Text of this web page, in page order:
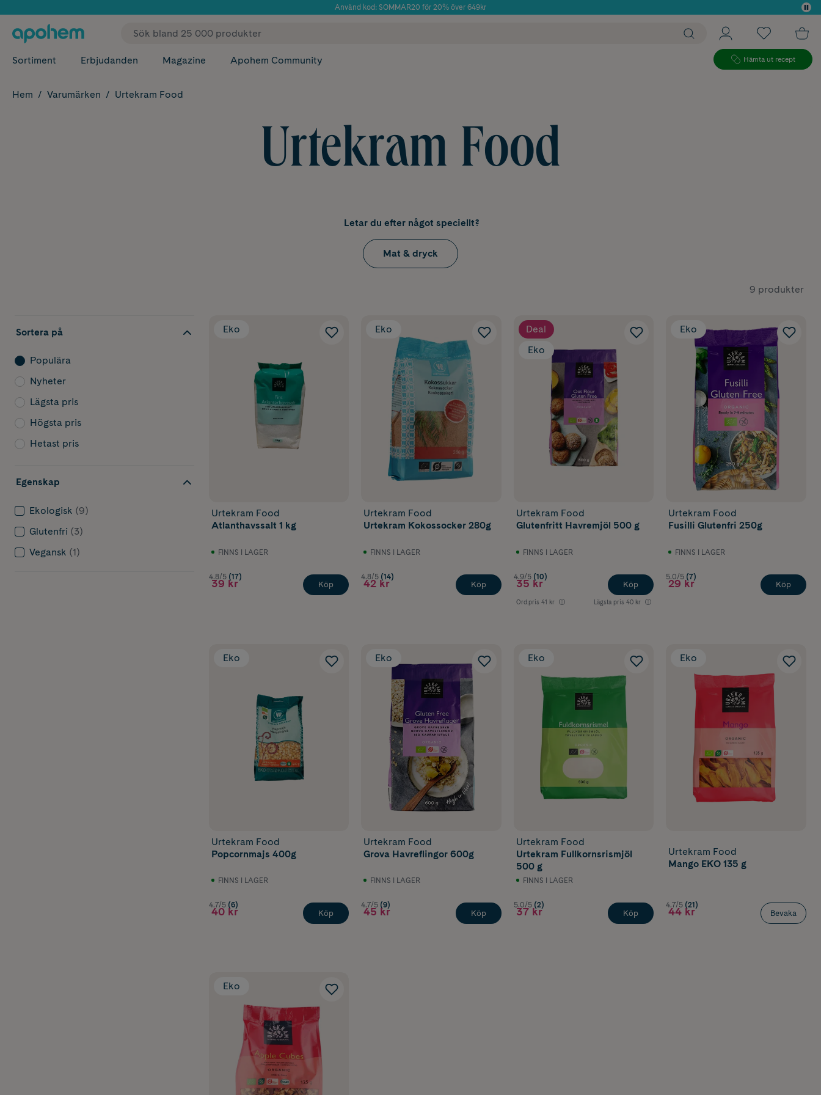
Använd kod: SOMMAR20 för 20% över 649kr
✓ Fri frakt
Sortiment Erbjudanden Magazine Apohem Community Hämta ut recept
Hem Varumärken Urtekram Food
Urtekram Food
Letar du efter något speciellt?
Mat & dryck
9 produkter
Sortera på
Populära
Nyheter
Lägsta pris
Högsta pris
Hetast pris
Egenskap
Ekologisk (9)
Glutenfri (3)
Vegansk (1)
Eko
Urtekram Food
Atlanthavssalt 1 kg
FINNS I LAGER
4.8/5 (17)
39 kr Köp
Eko
Urtekram Food
Urtekram Kokossocker 280g
FINNS I LAGER
4.8/5 (14)
42 kr Köp
Deal
Eko
Urtekram Food
Glutenfritt Havremjöl 500 g
FINNS I LAGER
4.9/5 (10)
35 kr
Ord.pris 41 kr Lägsta pris 40 kr
Köp
Eko
Urtekram Food
Fusilli Glutenfri 250g
FINNS I LAGER
5.0/5 (7)
29 kr Köp
Eko
Urtekram Food
Popcornmajs 400g
FINNS I LAGER
4.7/5 (6)
40 kr Köp
Eko
Urtekram Food
Grova Havreflingor 600g
FINNS I LAGER
4.7/5 (9)
45 kr Köp
Eko
Urtekram Food
Urtekram Fullkornsrismjöl
500 g
FINNS I LAGER
5.0/5 (2)
37 kr Köp
Eko
Urtekram Food
Mango EKO 135 g
4.7/5 (21)
44 kr Bevaka
Eko